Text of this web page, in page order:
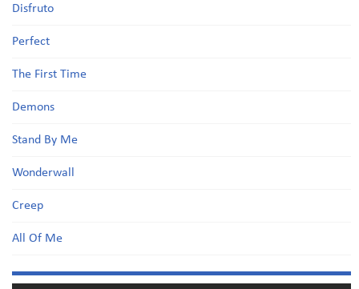
Disfruto
Perfect
The First Time
Demons
Stand By Me
Wonderwall
Creep
All Of Me